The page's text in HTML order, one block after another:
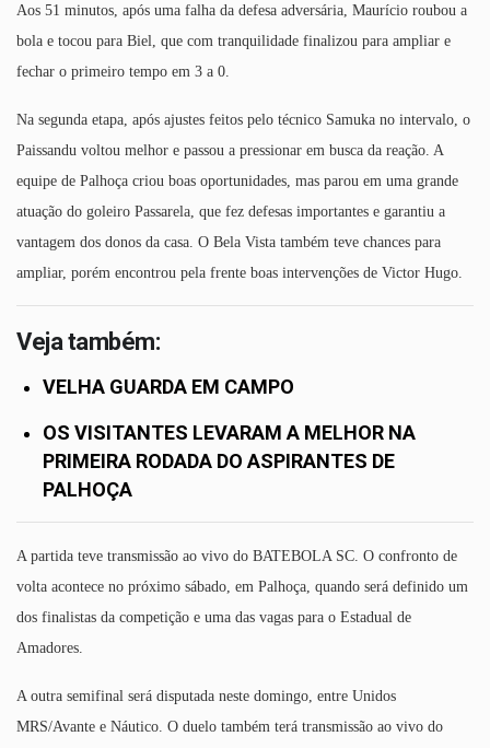
Aos 51 minutos, após uma falha da defesa adversária, Maurício roubou a
bola e tocou para Biel, que com tranquilidade finalizou para ampliar e
fechar o primeiro tempo em 3 a 0.
Na segunda etapa, após ajustes feitos pelo técnico Samuka no intervalo, o
Paissandu voltou melhor e passou a pressionar em busca da reação. A
equipe de Palhoça criou boas oportunidades, mas parou em uma grande
atuação do goleiro Passarela, que fez defesas importantes e garantiu a
vantagem dos donos da casa. O Bela Vista também teve chances para
ampliar, porém encontrou pela frente boas intervenções de Victor Hugo.
Veja também:
VELHA GUARDA EM CAMPO
OS VISITANTES LEVARAM A MELHOR NA
PRIMEIRA RODADA DO ASPIRANTES DE
PALHOÇA
A partida teve transmissão ao vivo do BATEBOLA SC. O confronto de
volta acontece no próximo sábado, em Palhoça, quando será definido um
dos finalistas da competição e uma das vagas para o Estadual de
Amadores.
A outra semifinal será disputada neste domingo, entre Unidos
MRS/Avante e Náutico. O duelo também terá transmissão ao vivo do